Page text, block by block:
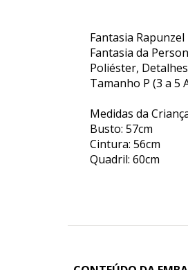
Fantasia
Fantasia da
Poliéster,
Tamanho P (3 a 5
Medidas da
Busto: 57cm
Cintura: 56cm
Quadril: 60cm